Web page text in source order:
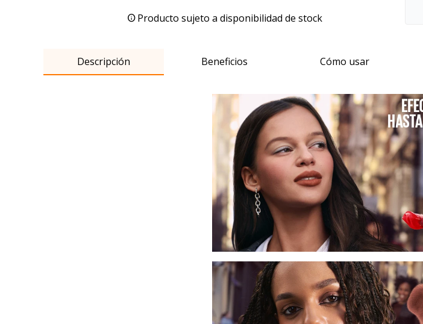
Producto sujeto a disponibilidad de stock
Descripción Beneficios Cómo usar